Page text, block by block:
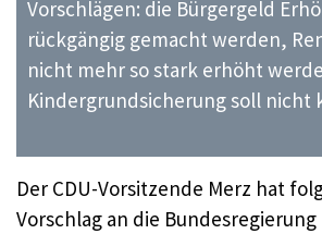
Vorschlägen: die Bürgergeld
rückgängig gemacht werden,
nicht mehr so stark erhöht
Kindergrundsicherung soll nicht
Der CDU-Vorsitzende Merz hat
Vorschlag an die